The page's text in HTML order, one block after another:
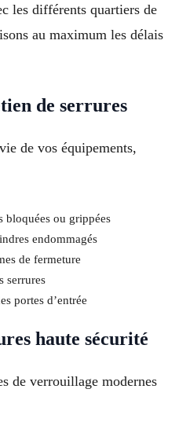
les différents quartiers de
au maximum les délais
de serrures
de vos équipements,
bloquées ou grippées
endommagés
de fermeture
serrures
portes d’entrée
haute sécurité
de verrouillage modernes